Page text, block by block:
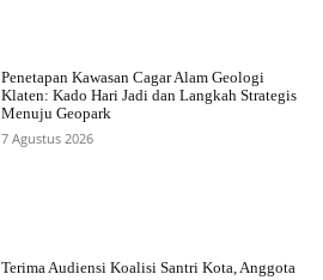
Penetapan Kawasan Cagar Alam Geologi
Klaten: Kado Hari Jadi dan Langkah Strategis
Menuju Geopark
7 Agustus 2026
Terima Audiensi Koalisi Santri Kota, Anggota